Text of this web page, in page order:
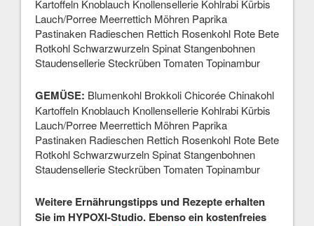
Kartoffeln Knoblauch Knollensellerie Kohlrabi Kürbis
Lauch/Porree Meerrettich Möhren Paprika
Pastinaken Radieschen Rettich Rosenkohl Rote Bete
Rotkohl Schwarzwurzeln Spinat Stangenbohnen
Staudensellerie Steckrüben Tomaten Topinambur
GEMÜSE: Blumenkohl Brokkoli Chicorée Chinakohl
Kartoffeln Knoblauch Knollensellerie Kohlrabi Kürbis
Lauch/Porree Meerrettich Möhren Paprika
Pastinaken Radieschen Rettich Rosenkohl Rote Bete
Rotkohl Schwarzwurzeln Spinat Stangenbohnen
Staudensellerie Steckrüben Tomaten Topinambur
Weitere Ernährungstipps und Rezepte erhalten
Sie im HYPOXI-Studio. Ebenso ein kostenfreies